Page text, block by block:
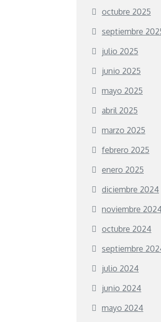
octubre 2025
septiembre
julio 2025
junio 2025
mayo 2025
abril 2025
marzo 2025
febrero 2025
enero 2025
diciembre 2024
noviembre
octubre 2024
septiembre
julio 2024
junio 2024
mayo 2024